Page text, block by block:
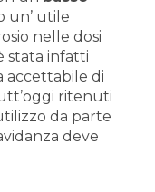
un’ utile
nelle dosi
stata infatti
accettabile di
ritenuti
da parte
deve